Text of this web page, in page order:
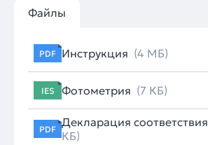
Файлы
PDF Инструкция (4 МБ)
IES Фотометрия (7 КБ)
PDF Декларация соответствия
КБ)